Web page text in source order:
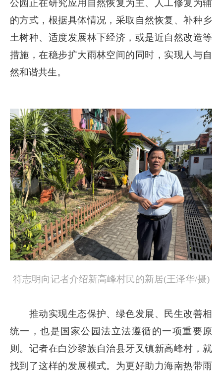
公园正在研究应用自然恢复为主、人工修复为辅
的方式，根据具体情况，采取自然恢复、补种乡
土树种、适度发展林下经济，或是近自然改造等
措施，在稳步扩大雨林空间的同时，实现人与自
然和谐共生。
符志明向记者介绍新高峰村民的新居(王泽华/摄)
推动实现生态保护、绿色发展、民生改善相
统一，也是国家公园法立法遵循的一项重要原
则。记者在白沙黎族自治县牙叉镇新高峰村，就
找到了这样的发展模式。为更好助力海南热带雨